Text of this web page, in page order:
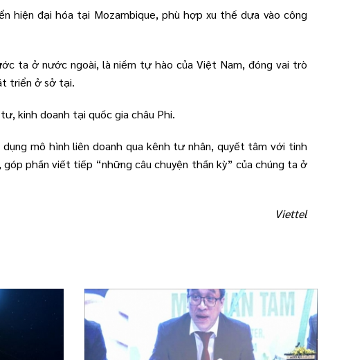
đại hóa tại Mozambique, phù hợp xu thế dựa vào công
ta ở nước ngoài, là niềm tự hào của Việt Nam, đóng vai trò
triển ở sở tại.
kinh doanh tại quốc gia châu Phi.
mô hình liên doanh qua kênh tư nhân, quyết tâm với tinh
phần viết tiếp “những câu chuyện thần kỳ” của chúng ta ở
Viettel